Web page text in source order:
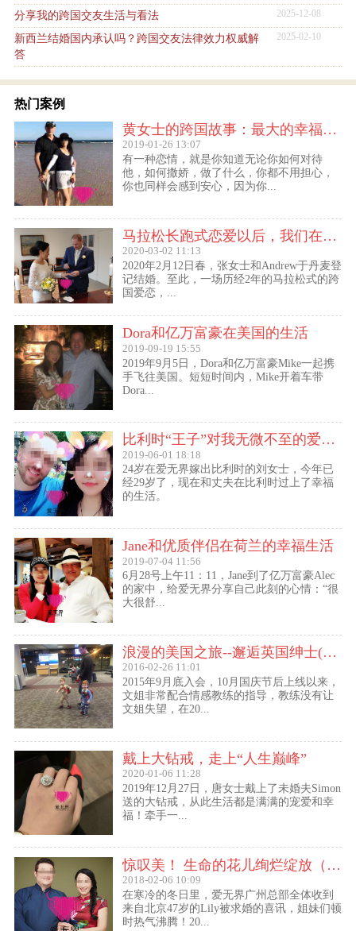
分享我的跨国交友生活与看法 2025-12-08
新西兰结婚国内承认吗？跨国交友法律效力权威解
答
2025-02-10
热门案例
黄女士的跨国故事：最大的幸福便是有一个白马王子一直默默等着自己
2019-01-26 13:07
有一种恋情，就是你知道无论你如何对待
他，如何撒娇，做了什么，你都不用担心，
你也同样会感到安心，因为你...
马拉松长跑式恋爱以后，我们在丹麦登记结婚了
2020-03-02 11:13
2020年2月12日春，张女士和Andrew于丹麦登
记结婚。至此，一场历经2年的马拉松式的跨
国爱恋，...
Dora和亿万富豪在美国的生活
2019-09-19 15:55
2019年9月5日，Dora和亿万富豪Mike一起携
手飞往美国。短短时间内，Mike开着车带
Dora...
比利时“王子”对我无微不至的爱（爱无界刘女士的海外生活）
2019-06-01 18:18
24岁在爱无界嫁出比利时的刘女士，今年已
经29岁了，现在和丈夫在比利时过上了幸福
的生活。
Jane和优质伴侣在荷兰的幸福生活
2019-07-04 11:56
6月28号上午11：11，Jane到了亿万富豪Alec
的家中，给爱无界分享自己此刻的心情：“很
大很舒...
浪漫的美国之旅--邂逅英国绅士(文姐与Kent的见面动态）
2016-02-26 11:01
2015年9月底入会，10月国庆节后上线以来，
文姐非常配合情感教练的指导，教练没有让
文姐失望，在20...
戴上大钻戒，走上“人生巅峰”
2020-01-06 11:28
2019年12月27日，唐女士戴上了未婚夫Simon
送的大钻戒，从此生活都是满满的宠爱和幸
福！牵手一...
惊叹美！ 生命的花儿绚烂绽放（47岁的Lily结婚啦！）
2018-02-06 10:09
在寒冷的冬日里，爱无界广州总部全体收到
来自北京47岁的Lily被求婚的喜讯，姐妹们顿
时热气沸腾！20...